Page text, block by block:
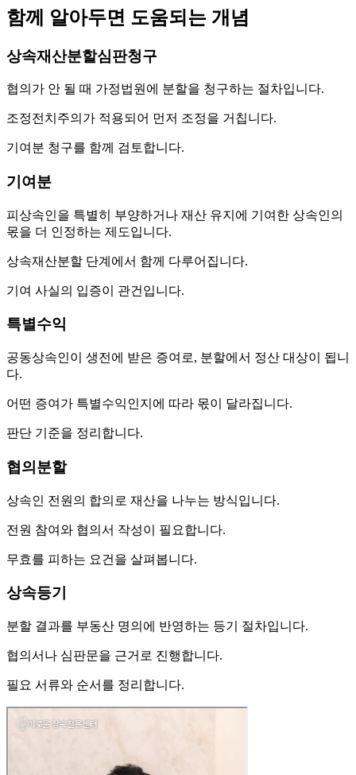
함께 알아두면 도움되는 개념
상속재산분할심판청구
협의가 안 될 때 가정법원에 분할을 청구하는 절차입니다.
조정전치주의가 적용되어 먼저 조정을 거칩니다.
기여분 청구를 함께 검토합니다.
기여분
피상속인을 특별히 부양하거나 재산 유지에 기여한 상속인의
몫을 더 인정하는 제도입니다.
상속재산분할 단계에서 함께 다루어집니다.
기여 사실의 입증이 관건입니다.
특별수익
공동상속인이 생전에 받은 증여로, 분할에서 정산 대상이 됩니
다.
어떤 증여가 특별수익인지에 따라 몫이 달라집니다.
판단 기준을 정리합니다.
협의분할
상속인 전원의 합의로 재산을 나누는 방식입니다.
전원 참여와 협의서 작성이 필요합니다.
무효를 피하는 요건을 살펴봅니다.
상속등기
분할 결과를 부동산 명의에 반영하는 등기 절차입니다.
협의서나 심판문을 근거로 진행합니다.
필요 서류와 순서를 정리합니다.